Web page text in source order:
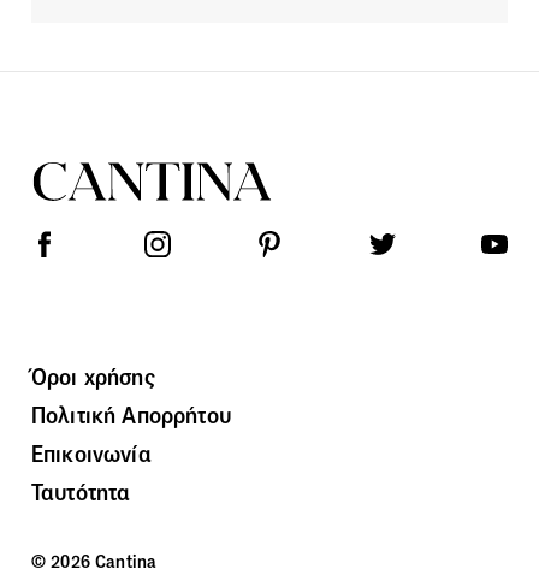
Όροι χρήσης
Πολιτική Απορρήτου
Επικοινωνία
Ταυτότητα
© 2026 Cantina